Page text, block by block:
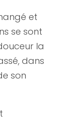
et
se sont
la
dans
son